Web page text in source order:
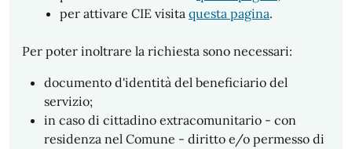
per attivare CIE visita questa pagina.
Per poter inoltrare la richiesta sono necessari:
documento d'identità del beneficiario del
servizio;
in caso di cittadino extracomunitario - con
residenza nel Comune - diritto e/o permesso di